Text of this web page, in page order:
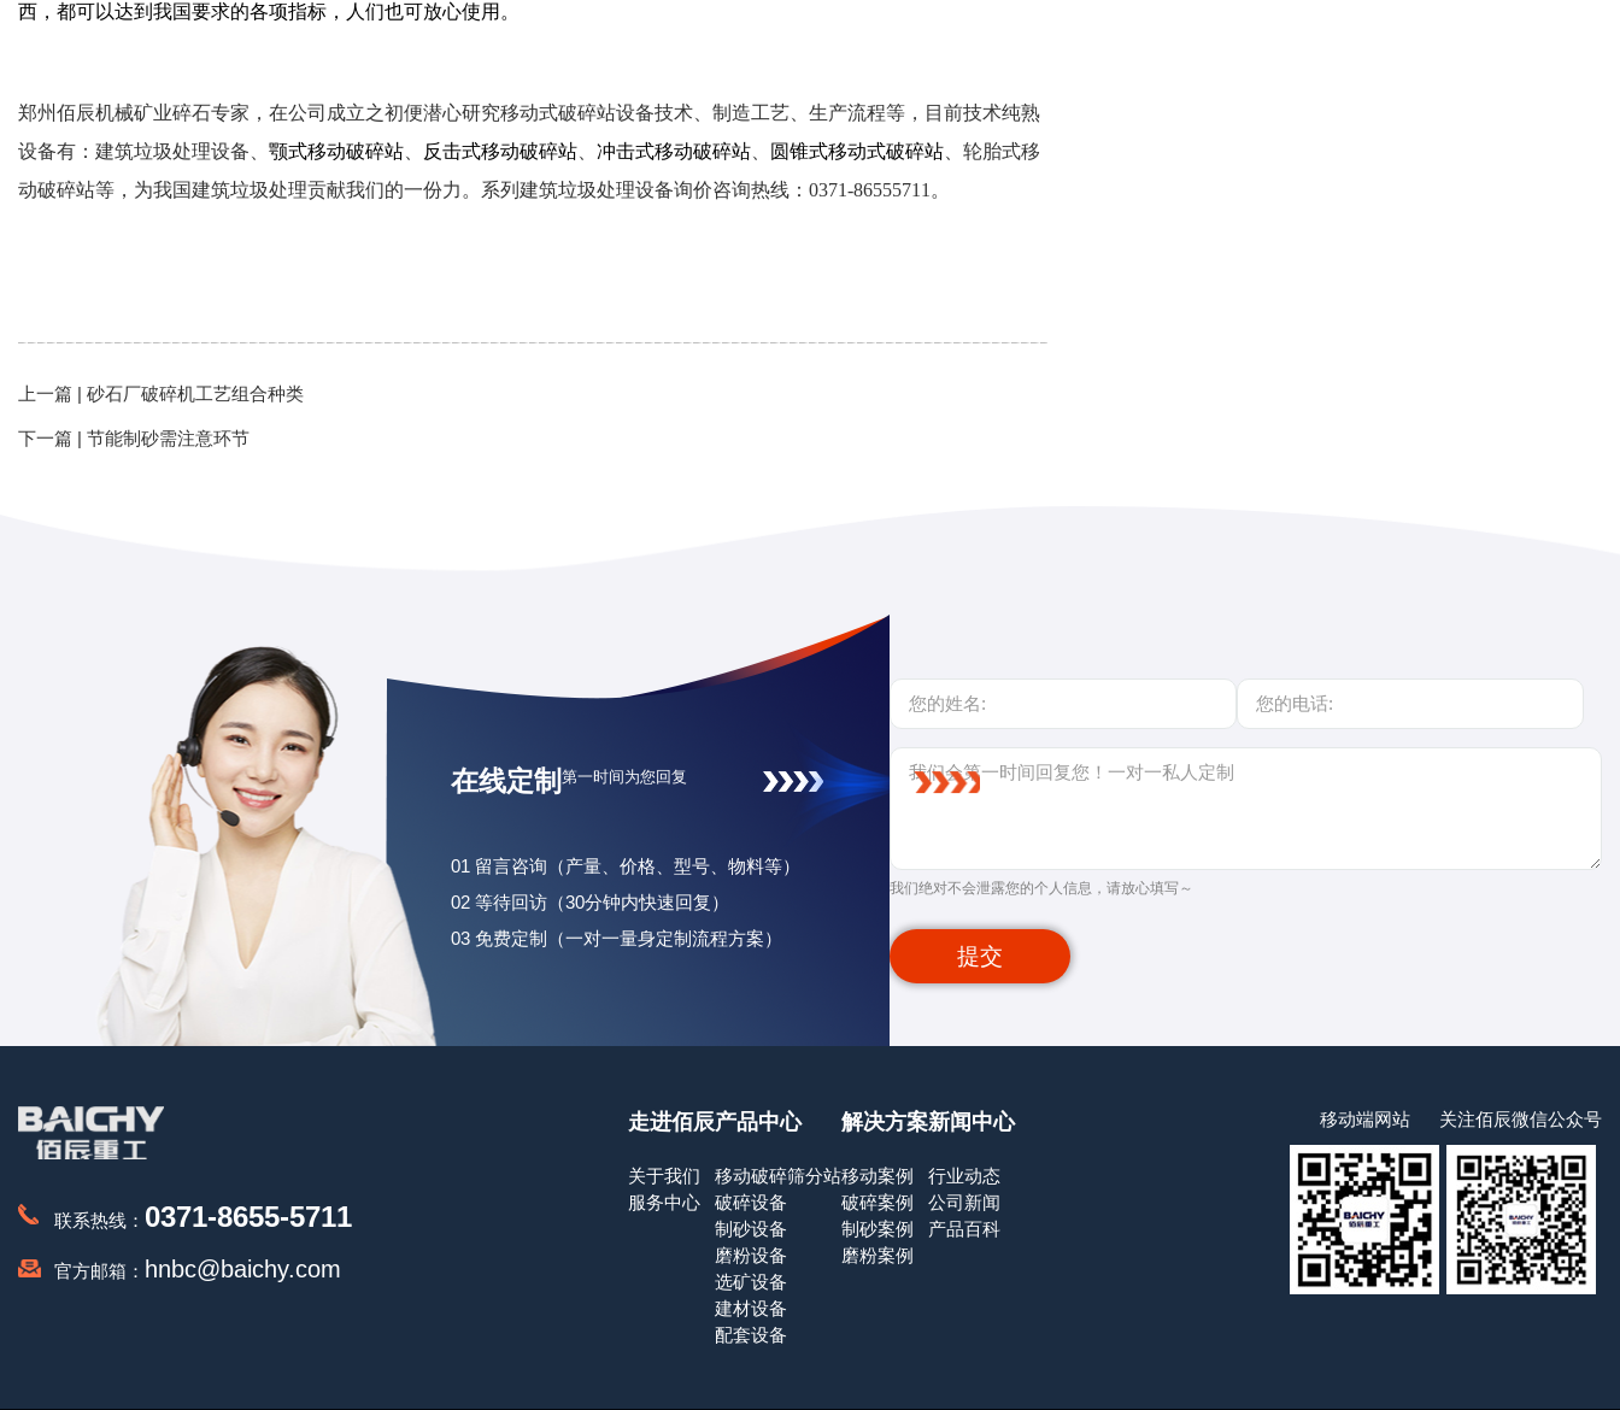
西，都可以达到我国要求的各项指标，人们也可放心使用。
郑州佰辰机械矿业碎石专家，在公司成立之初便潜心研究移动式破碎站设备技术、制造工艺、生产流程等，目前技术纯熟
设备有：建筑垃圾处理设备、 颚式移动破碎站 反击式移动破碎站 冲击式移动破碎站 圆锥式移动式破碎站 、轮胎式移
动破碎站等，为我国建筑垃圾处理贡献我们的一份力。系列建筑垃圾处理设备询价咨询热线：0371-86555711。
上一篇 | 砂石厂破碎机工艺组合种类
下一篇 | 节能制砂需注意环节
在线定制第一时间为您回复
01 留言咨询（产量、价格、型号、物料等）
02 等待回访（30分钟内快速回复）
03 免费定制（一对一量身定制流程方案）
我们绝对不会泄露您的个人信息，请放心填写～
提交
联系热线： 0371-8655-5711
官方邮箱： hnbc@baichy.com
走进佰辰
关于我们
服务中心
产品中心
移动破碎筛分站
破碎设备
制砂设备
磨粉设备
选矿设备
建材设备
配套设备
解决方案
移动案例
破碎案例
制砂案例
磨粉案例
新闻中心
行业动态
公司新闻
产品百科
移动端网站 关注佰辰微信公众号